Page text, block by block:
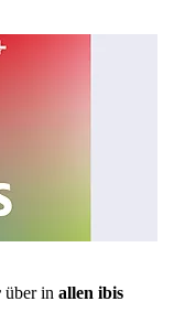
über in allen ibis